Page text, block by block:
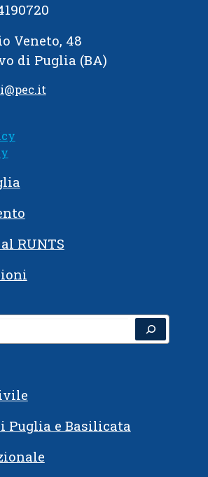
Veneto, 48
di Puglia (BA)
RUNTS
Puglia e Basilicata